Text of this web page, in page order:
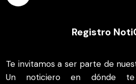
Registro
Te invitamos a ser parte de
Un noticiero en dónde te